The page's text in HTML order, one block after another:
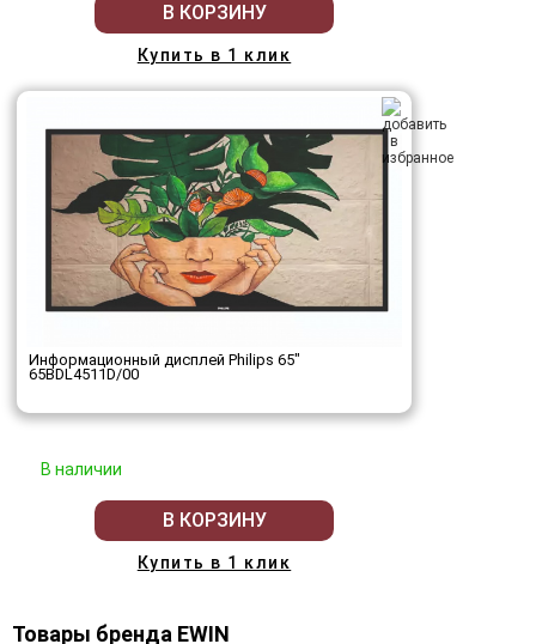
В КОРЗИНУ
Купить в 1 клик
Информационный дисплей Philips 65"
65BDL4511D/00
В наличии
В КОРЗИНУ
Купить в 1 клик
Товары бренда EWIN